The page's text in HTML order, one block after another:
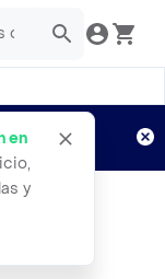
en
y
Aplican TyC
Ají